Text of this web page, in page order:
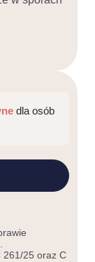
dla osób
261/25 oraz C